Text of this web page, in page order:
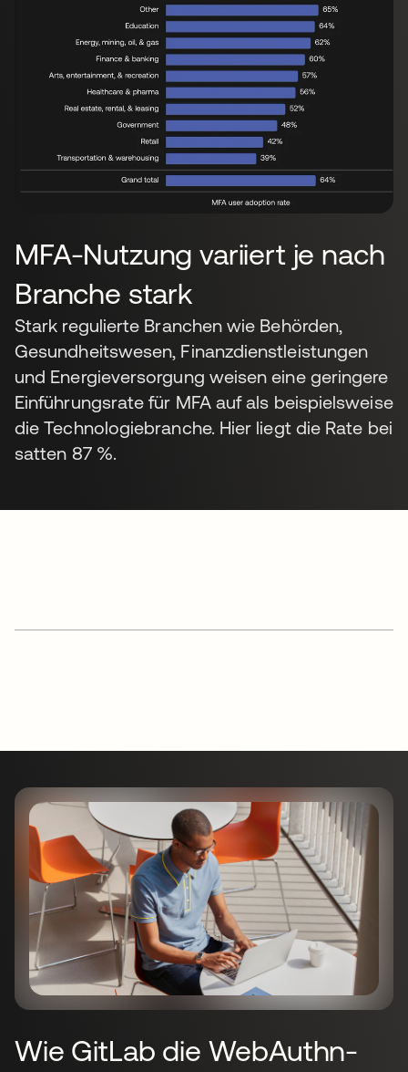
MFA-Nutzung variiert je nach
Branche stark
Stark regulierte Branchen wie Behörden,
Gesundheitswesen, Finanzdienstleistungen
und Energieversorgung weisen eine geringere
Einführungsrate für MFA auf als beispielsweise
die Technologiebranche. Hier liegt die Rate bei
satten 87 %.
Wie GitLab die WebAuthn-